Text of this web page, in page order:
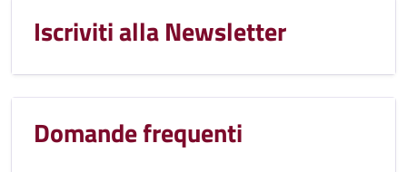
Iscriviti alla Newsletter
Domande frequenti